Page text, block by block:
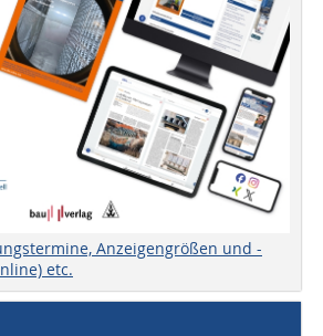
Anzeigengrößen und -
etc.